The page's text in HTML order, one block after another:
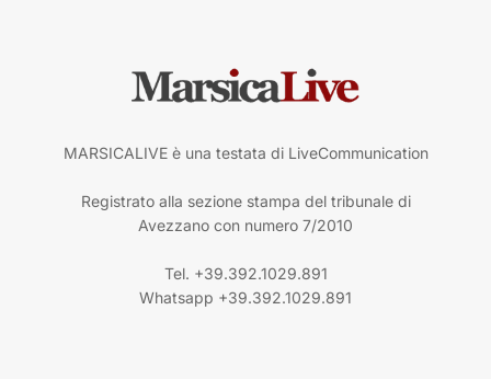
MARSICALIVE è una testata di LiveCommunication
Registrato alla sezione stampa del tribunale di
Avezzano con numero 7/2010
Tel. +39.392.1029.891
Whatsapp +39.392.1029.891